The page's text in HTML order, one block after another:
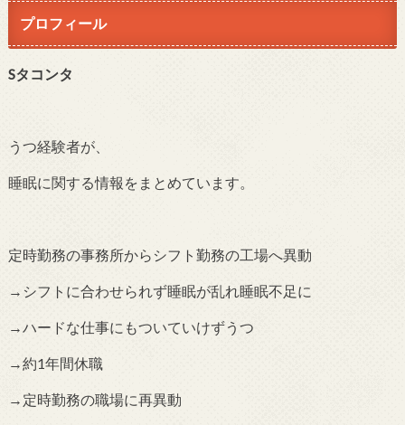
プロフィール
Sタコンタ
うつ経験者が、
睡眠に関する情報をまとめています。
定時勤務の事務所からシフト勤務の工場へ異動
→シフトに合わせられず睡眠が乱れ睡眠不足に
→ハードな仕事にもついていけずうつ
→約1年間休職
→定時勤務の職場に再異動